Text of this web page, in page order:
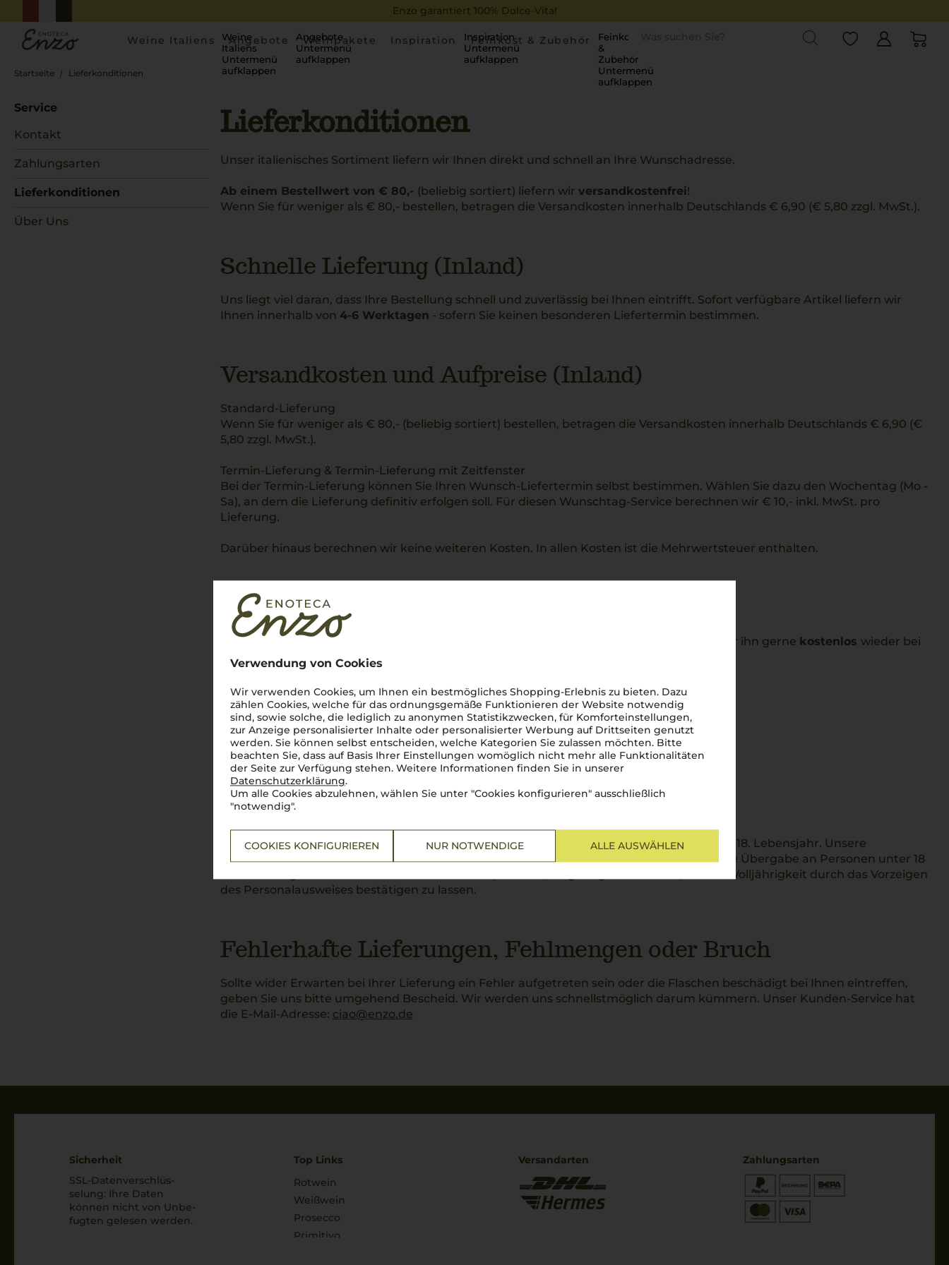
Verwendung von Cookies
Wir verwenden Cookies, um Ihnen ein bestmögliches Shopping-Erlebnis zu bieten. Dazu
zählen Cookies, welche für das ordnungsgemäße Funktionieren der Website notwendig
sind, sowie solche, die lediglich zu anonymen Statistikzwecken, für Komforteinstellungen,
zur Anzeige personalisierter Inhalte oder personalisierter Werbung auf Drittseiten genutzt
werden. Sie können selbst entscheiden, welche Kategorien Sie zulassen möchten. Bitte
beachten Sie, dass auf Basis Ihrer Einstellungen womöglich nicht mehr alle Funktionalitäten
der Seite zur Verfügung stehen. Weitere Informationen finden Sie in unserer
Datenschutzerklärung.
Um alle Cookies abzulehnen, wählen Sie unter "Cookies konfigurieren" ausschließlich
"notwendig".
COOKIES KONFIGURIEREN NUR NOTWENDIGE ALLE AUSWÄHLEN
Enzo garantiert 100% Dolce-Vita!
Weine Italiens
Weine
Italiens
Untermenü
aufklappen
Angebote
Angebote
Untermenü
aufklappen
Weinpakete Inspiration
Inspiration
Untermenü
aufklappen
Feinkost & Zubehör
Feinkost
&
Zubehör
Untermenü
aufklappen
Startseite Lieferkonditionen
Service
Kontakt
Zahlungsarten
Lieferkonditionen
Über Uns
Lieferkonditionen
Unser italienisches Sortiment liefern wir Ihnen direkt und schnell an Ihre Wunschadresse.
Ab einem Bestellwert von € 80,- (beliebig sortiert) liefern wir versandkostenfrei!
Wenn Sie für weniger als € 80,- bestellen, betragen die Versandkosten innerhalb Deutschlands € 6,90 (€ 5,80 zzgl. MwSt.).
Schnelle Lieferung (Inland)
Uns liegt viel daran, dass Ihre Bestellung schnell und zuverlässig bei Ihnen eintrifft. Sofort verfügbare Artikel liefern wir
Ihnen innerhalb von 4-6 Werktagen - sofern Sie keinen besonderen Liefertermin bestimmen.
Versandkosten und Aufpreise (Inland)
Standard-Lieferung
Wenn Sie für weniger als € 80,- (beliebig sortiert) bestellen, betragen die Versandkosten innerhalb Deutschlands € 6,90 (€
5,80 zzgl. MwSt.).
Termin-Lieferung & Termin-Lieferung mit Zeitfenster
Bei der Termin-Lieferung können Sie Ihren Wunsch-Liefertermin selbst bestimmen. Wählen Sie dazu den Wochentag (Mo -
Sa), an dem die Lieferung definitiv erfolgen soll. Für diesen Wunschtag-Service berechnen wir € 10,- inkl. MwSt. pro
Lieferung.
Darüber hinaus berechnen wir keine weiteren Kosten. In allen Kosten ist die Mehrwertsteuer enthalten.
Retoure
Sollte Ihnen wider Erwarten einer unserer italienischen Weine nicht schmecken, holen wir ihn gerne kostenlos wieder bei
Ihnen zu Hause ab. Bitte vereinbaren Sie hierzu einen Wunsch-Abholtermin mit uns.
Lieferung ins Ausland
Derzeit sind keine Lieferungen ins Ausland möglich.
Jugendschutzgesetz
Entsprechend dem Jugendschutzgesetz liefern wir nur an Personen ab dem vollendeten 18. Lebensjahr. Unsere
Verpackung ist durch einen roten Aufkleber gekennzeichnet mit dem Hinweis, dass keine Übergabe an Personen unter 18
Jahren erfolgt. Außerdem sind die Zusteller verpflichtet, bei geringstem Zweifel, sich die Volljährigkeit durch das Vorzeigen
des Personalausweises bestätigen zu lassen.
Fehlerhafte Lieferungen, Fehlmengen oder Bruch
Sollte wider Erwarten bei Ihrer Lieferung ein Fehler aufgetreten sein oder die Flaschen beschädigt bei Ihnen eintreffen,
geben Sie uns bitte umgehend Bescheid. Wir werden uns schnellstmöglich darum kümmern. Unser Kunden-Service hat
die E-Mail-Adresse: ciao@enzo.de
Sicherheit
SSL-Daten­verschlüs­
selung: Ihre Daten
können nicht von Unbe­
fugten gelesen werden.
Top Links
Rotwein
Weißwein
Prosecco
Primitivo
Versandarten Zahlungsarten